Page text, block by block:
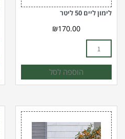
לימון ליים 50 ליטר
₪170.00
הוספה לסל
כמות
של
עץ